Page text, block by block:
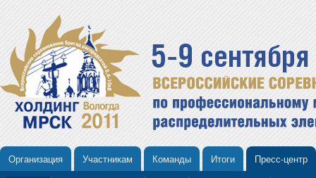
Организация Участникам Команды Итоги Пресс-центр